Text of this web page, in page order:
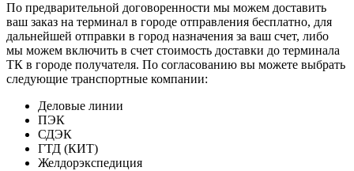
По предварительной договоренности мы можем доставить
ваш заказ на терминал в городе отправления бесплатно, для
дальнейшей отправки в город назначения за ваш счет, либо
мы можем включить в счет стоимость доставки до терминала
ТК в городе получателя. По согласованию вы можете выбрать
следующие транспортные компании:
Деловые линии
ПЭК
СДЭК
ГТД (КИТ)
Желдорэкспедиция